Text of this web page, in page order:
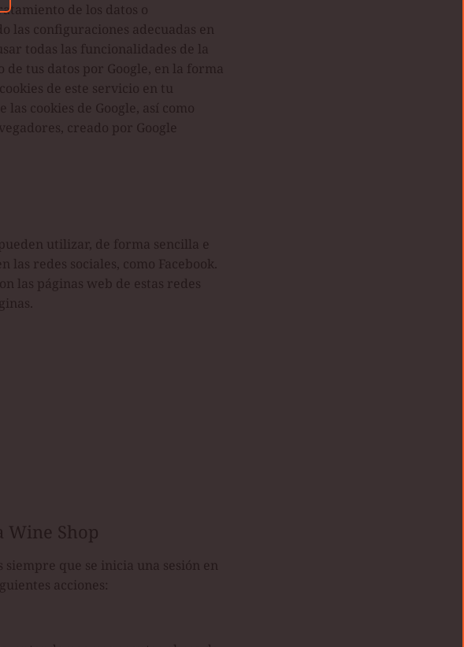
de los datos o
las configuraciones adecuadas en
todas las funcionalidades de la
tus datos por Google, en la forma
de este servicio en tu
cookies de Google, así como
creado por Google
utilizar, de forma sencilla e
redes sociales, como Facebook.
las páginas web de estas redes
Wine Shop
que se inicia una sesión en
acciones: